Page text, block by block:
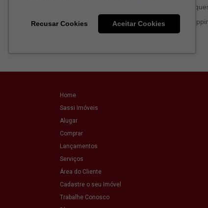
Home
Sassi Imóveis
Alugar
Comprar
Lançamentos
Serviços
Área do Cliente
Cadastre o seu Imóvel
Trabalhe Conosco